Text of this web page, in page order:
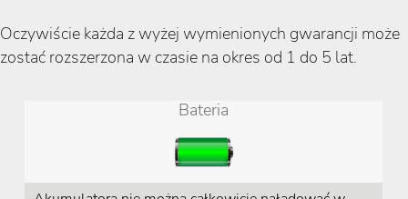
Oczywiście każda z wyżej wymienionych gwarancji może
zostać rozszerzona w czasie na okres od 1 do 5 lat.
Bateria